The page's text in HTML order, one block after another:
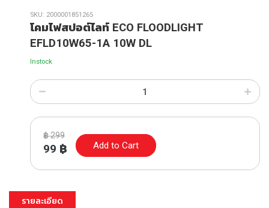
SKU: 2000001851265
โคมไฟสปอต์ไลท์ ECO FLOODLIGHT
EFLD10W65-1A 10W DL
Instock
฿299
99 ฿ Add to Cart
รายละเอียด